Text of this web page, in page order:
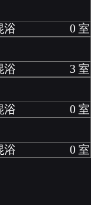
浴 0
浴 3
浴 0
浴 0